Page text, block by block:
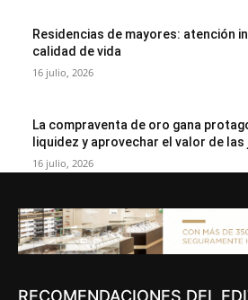
Residencias de mayores: atención
calidad de vida
16 julio, 2026
La compraventa de oro gana
liquidez y aprovechar el valor de las
16 julio, 2026
RECOMENDACIONES DEL